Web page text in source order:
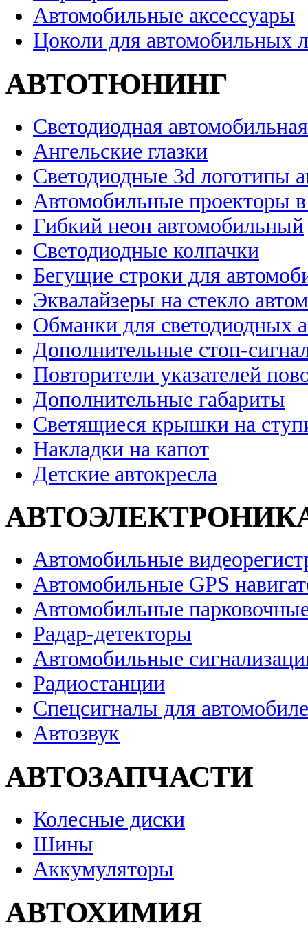
Автомобильные аксессуары
Цоколи для автомобильных
АВТОТЮНИНГ
Светодиодная
Ангельские глазки
Светодиодные 3d логотипы
Автомобильные проекторы
Гибкий неон автомобильный
Светодиодные колпачки
Бегущие строки для
Эквалайзеры на стекло
Обманки для светодиодных
Дополнительные стоп-
Повторители указателей
Дополнительные габариты
Светящиеся крышки на
Накладки на капот
Детские автокресла
Автомобильные
Автомобильные GPS
Автомобильные
Радар-детекторы
Автомобильные
Радиостанции
Спецсигналы для
Автозвук
АВТОЗАПЧАСТИ
Колесные диски
Шины
Аккумуляторы
АВТОХИМИЯ